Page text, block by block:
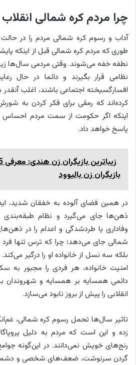
چرا مردم کره شمالی
آداب و رسوم کره شمالی مردم را در
طوری که مردم کره شمالی قبل از اینکه
نطفه خفه می‌شوند. وقتی مردمی سال‌ها
نظامی قرار بگیرند و دائما در حال
افسارگسیخته اجتماعی باشند، اغلب
کرده‌اند که رمقی برای فکر کردن به
اینکه اگر حکومت از سمت مردم احساس
پاسخ خواهد داد.
بازیگران زن بالیوود
در همین فضای آلوده به خفقان شدید،
ذهن‌ها جای می‌گیرد و نظام
وفاداری یا طردشدگی و اعدام را در
شمالی جای می‌دهد؛ چرا که ترس تنها فرد
بلکه سه نسل از خانواده او را درگیر
امنیت خانواده، هر فردی را مجبور به
دائمی همسایه بر همسایه و شهروندان
انقلابی را پیش از بروز نابود می‌سازد.
تاثیر سال‌ها تحمل رسوم کره شمالی،
زده و این است که مردم به دلیل
رنج‌های خویش نمی‌دانند. در این‌گونه
گردن سرنوشت، ضعف‌های شخصی و دشمنان